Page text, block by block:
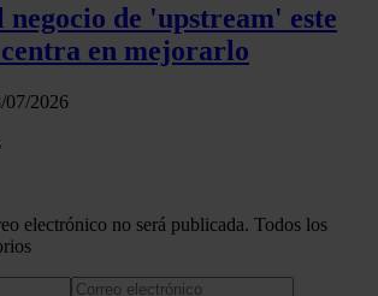
negocio de 'upstream' este
centra en mejorarlo
07/2026
electrónico no será publicada. Todos los